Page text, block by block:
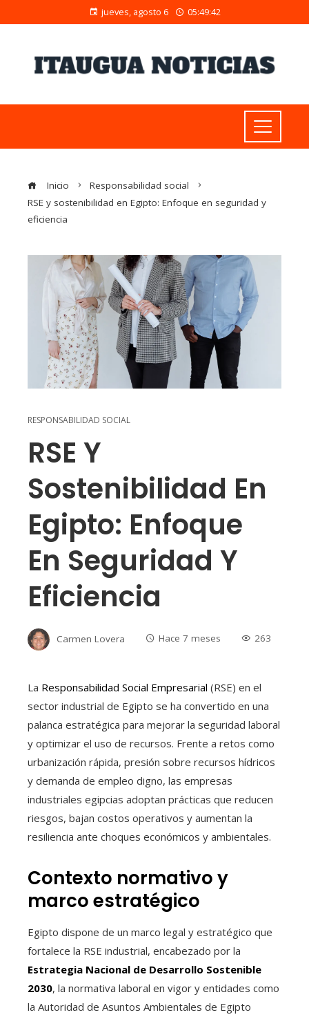
jueves, agosto 6 05:49:43
Inicio
Responsabilidad social
RSE y sostenibilidad en Egipto: Enfoque en seguridad y
eficiencia
RESPONSABILIDAD SOCIAL
RSE Y
Sostenibilidad En
Egipto: Enfoque
En Seguridad Y
Eficiencia
Carmen Lovera Hace 7 meses 263
La Responsabilidad Social Empresarial (RSE) en el
sector industrial de Egipto se ha convertido en una
palanca estratégica para mejorar la seguridad laboral
y optimizar el uso de recursos. Frente a retos como
urbanización rápida, presión sobre recursos hídricos
y demanda de empleo digno, las empresas
industriales egipcias adoptan prácticas que reducen
riesgos, bajan costos operativos y aumentan la
resiliencia ante choques económicos y ambientales.
Contexto normativo y
marco estratégico
Egipto dispone de un marco legal y estratégico que
fortalece la RSE industrial, encabezado por la
Estrategia Nacional de Desarrollo Sostenible
2030, la normativa laboral en vigor y entidades como
la Autoridad de Asuntos Ambientales de Egipto